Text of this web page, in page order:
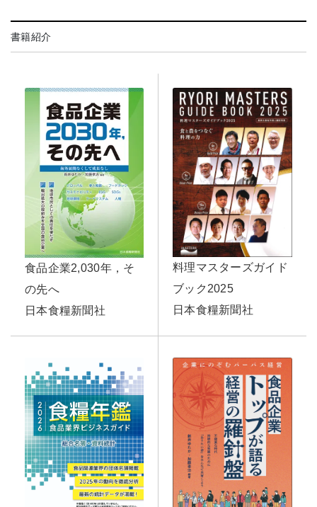
書籍紹介
食品企業2,030年，そ
の先へ
日本食糧新聞社
料理マスターズガイド
ブック2025
日本食糧新聞社